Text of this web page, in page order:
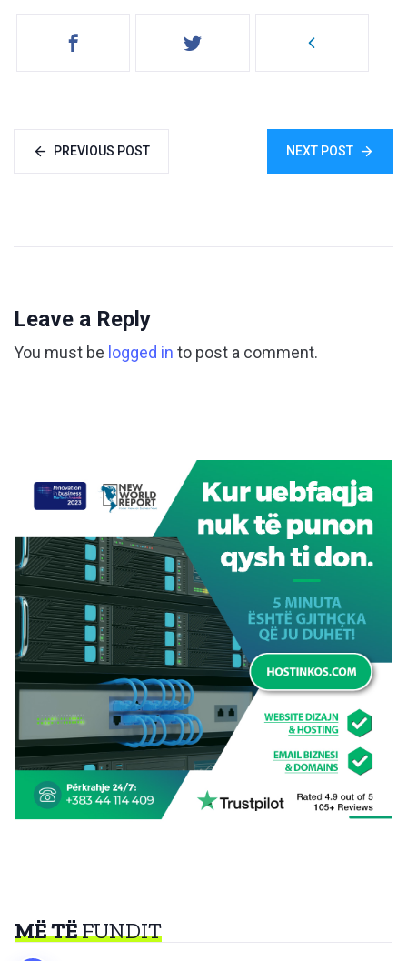
PREVIOUS POST NEXT POST
Leave a Reply
You must be logged in to post a comment.
MË TËFUNDIT